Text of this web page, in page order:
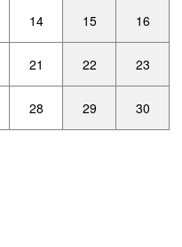
14 15 16
21 22 23
28 29 30